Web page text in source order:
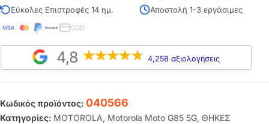
Εύκολες Επιστροφές 14 ημ.
Αποστολή 1-3 εργάσιμες
COD
4,8 4,258 αξιολογήσεις
Κωδικός προϊόντος: 040566
Κατηγορίες: MOTOROLA, Motorola Moto G85 5G, ΘΗΚΕΣ